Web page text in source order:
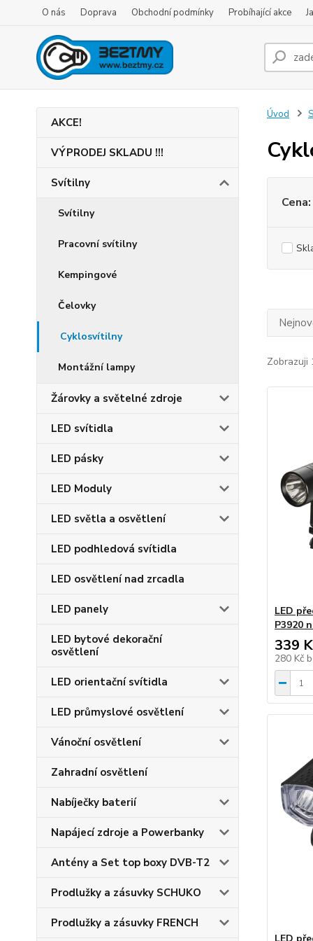
O nás Doprava Obchodní podmínky Probíhající akce
AKCE!
VÝPRODEJ SKLADU !!!
Svítilny
Svítilny
Pracovní svítilny
Kempingové
Čelovky
Cyklosvítilny
Montážní lampy
Žárovky a světelné zdroje
LED svítidla
LED pásky
LED Moduly
LED světla a osvětlení
LED podhledová svítidla
LED osvětlení nad zrcadla
LED panely
LED bytové dekorační
osvětlení
LED orientační svítidla
LED průmyslové osvětlení
Vánoční osvětlení
Zahradní osvětlení
Nabíječky baterií
Napájecí zdroje a Powerbanky
Antény a Set top boxy DVB-T2
Prodlužky a zásuvky SCHUKO
Prodlužky a zásuvky FRENCH
Úvod
Cena:
Zobrazuji
LED
P3920
339
280 Kč